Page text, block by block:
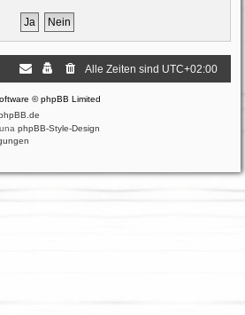
Alle Zeiten sind UTC+02:00
© phpBB Limited
phpBB-Style-Design